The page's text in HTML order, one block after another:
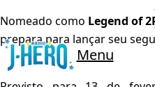
Menu
Nomeado como Legend of
prepara para lançar seu